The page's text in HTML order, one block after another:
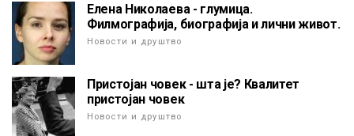
Елена Николаева - глумица.
Филмографија, биографија и лични живот.
Новости и друштво
Пристојан човек - шта је? Квалитет
пристојан човек
Новости и друштво